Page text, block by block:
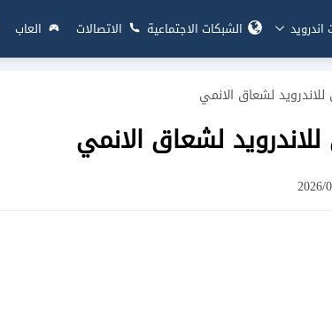
الشبكات الاجتماعية الاتصالات العاب
لشعاق الانمي
لشعاق الانمي
2026/